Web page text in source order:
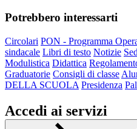
Potrebbero interessarti
Circolari PON - Programma
sindacale Libri di testo Notizie
Modulistica Didattica
Graduatorie Consigli di classe
DELLA SCUOLA Presidenza
Accedi ai servizi